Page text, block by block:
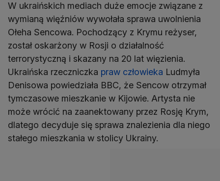
W ukraińskich mediach duże emocje związane z
wymianą więźniów wywołała sprawa uwolnienia
Ołeha Sencowa. Pochodzący z Krymu reżyser,
został oskarżony w Rosji o działalność
terrorystyczną i skazany na 20 lat więzienia.
Ukraińska rzeczniczka praw człowieka Ludmyła
Denisowa powiedziała BBC, że Sencow otrzymał
tymczasowe mieszkanie w Kijowie. Artysta nie
może wrócić na zaanektowany przez Rosję Krym,
dlatego decyduje się sprawa znalezienia dla niego
stałego mieszkania w stolicy Ukrainy.